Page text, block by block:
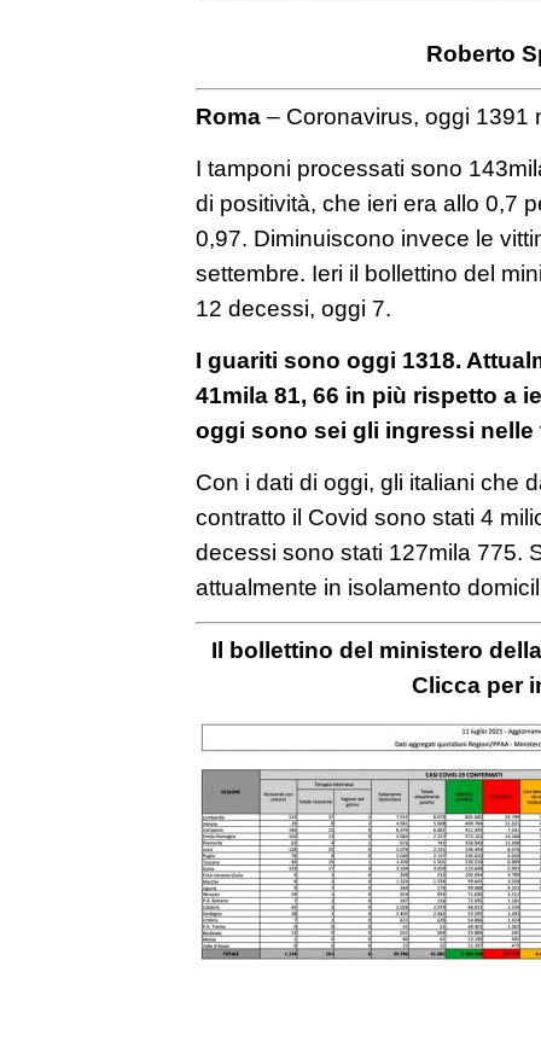
Roberto
Roma – Coronavirus, oggi 1391
I tamponi processati sono
di positività, che ieri era allo 0,7
0,97. Diminuiscono invece le
settembre. Ieri il bollettino del
12 decessi, oggi 7.
I guariti sono oggi 1318.
41mila 81, 66 in più rispetto a
oggi sono sei gli ingressi nelle
Con i dati di oggi, gli italiani che
contratto il Covid sono stati 4
decessi sono stati 127mila 775.
attualmente in isolamento
Il bollettino del ministero
Clicca per